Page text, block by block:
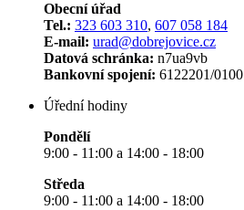
Obecní úřad
Tel.: 323 603 310, 607 058 184
E-mail: urad@dobrejovice.cz
Datová schránka: n7ua9vb
Bankovní spojení: 6122201/0100
Úřední hodiny
Pondělí
9:00 - 11:00 a 14:00 - 18:00
Středa
9:00 - 11:00 a 14:00 - 18:00